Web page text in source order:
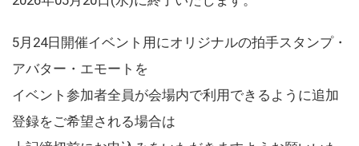
5月24日開催イベント用にオリジナルの拍手スタンプ・
アバター・エモートを
イベント参加者全員が会場内で利用できるように追加
登録をご希望される場合は